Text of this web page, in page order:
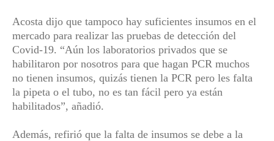
Acosta dijo que tampoco hay suficientes insumos en el
mercado para realizar las pruebas de detección del
Covid-19. “Aún los laboratorios privados que se
habilitaron por nosotros para que hagan PCR muchos
no tienen insumos, quizás tienen la PCR pero les falta
la pipeta o el tubo, no es tan fácil pero ya están
habilitados”, añadió.
Además, refirió que la falta de insumos se debe a la